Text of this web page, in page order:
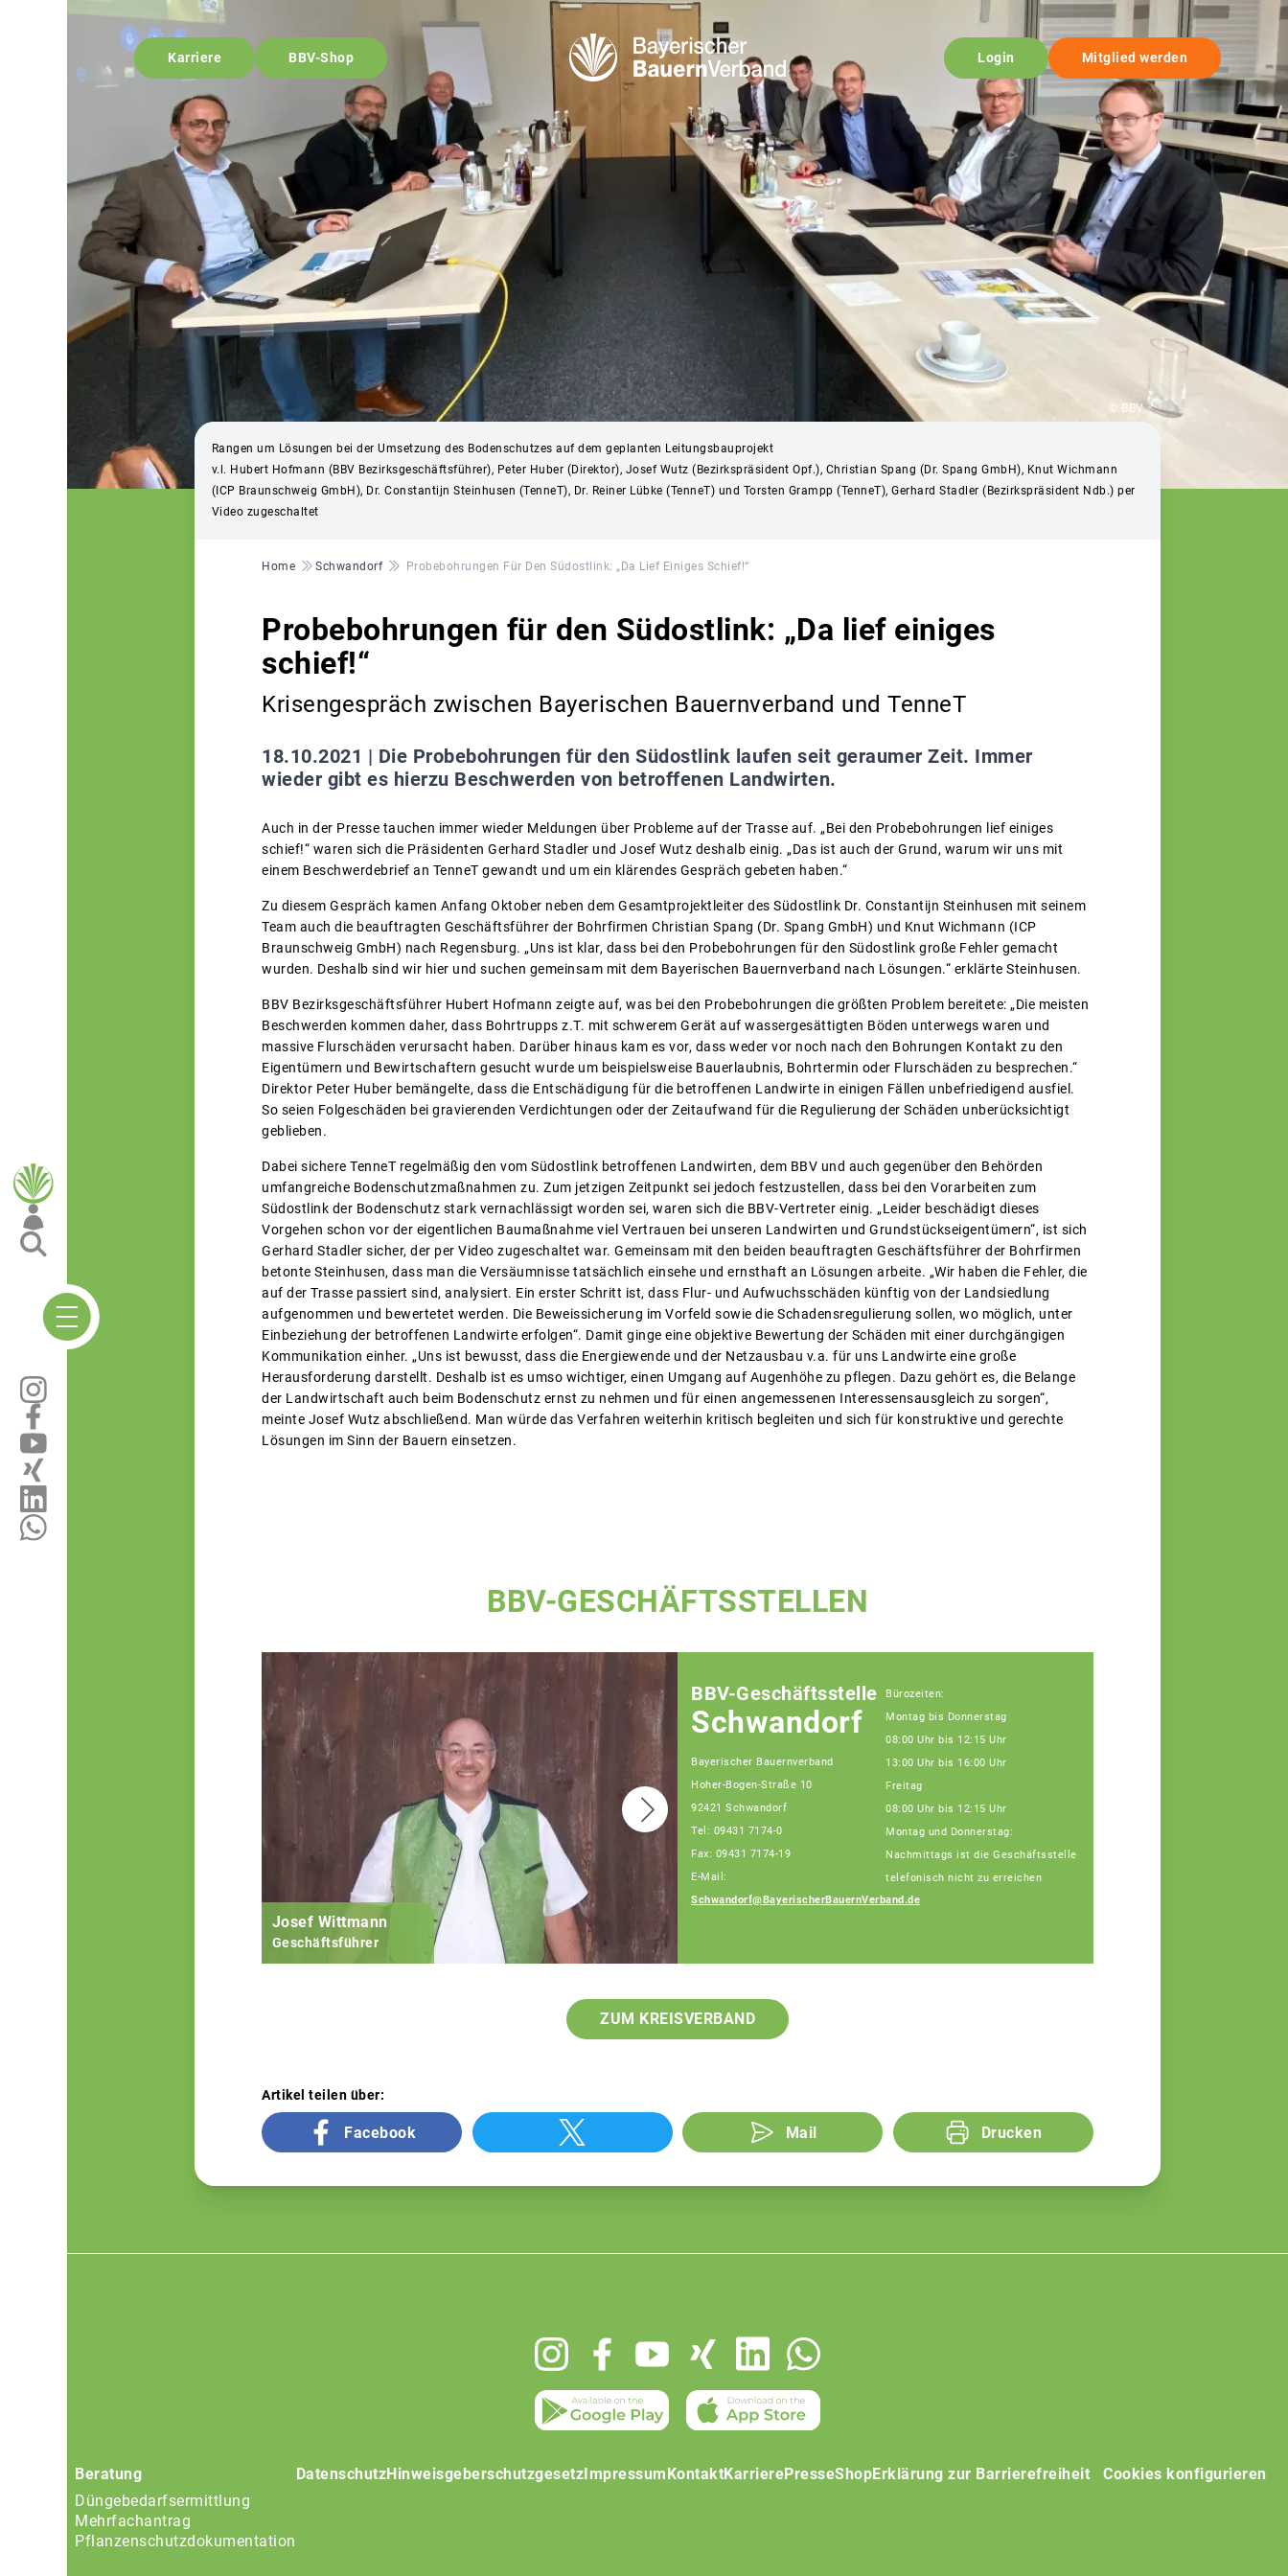
Karriere BBV-Shop Login Mitglied werden
© BBV
Rangen um Lösungen bei der Umsetzung des Bodenschutzes auf dem geplanten Leitungsbauprojekt
v.l. Hubert Hofmann (BBV Bezirksgeschäftsführer), Peter Huber (Direktor), Josef Wutz (Bezirkspräsident Opf.), Christian Spang (Dr. Spang GmbH), Knut Wichmann
(ICP Braunschweig GmbH), Dr. Constantijn Steinhusen (TenneT), Dr. Reiner Lübke (TenneT) und Torsten Grampp (TenneT), Gerhard Stadler (Bezirkspräsident Ndb.) per
Video zugeschaltet
Pfadnavigation
Home Schwandorf Probebohrungen Für Den Südostlink: „Da Lief Einiges Schief!“
Probebohrungen für den Südostlink: „Da lief einiges
schief!“
Krisengespräch zwischen Bayerischen Bauernverband und TenneT
18.10.2021 | Die Probebohrungen für den Südostlink laufen seit geraumer Zeit. Immer
wieder gibt es hierzu Beschwerden von betroffenen Landwirten.
Auch in der Presse tauchen immer wieder Meldungen über Probleme auf der Trasse auf. „Bei den Probebohrungen lief einiges
schief!“ waren sich die Präsidenten Gerhard Stadler und Josef Wutz deshalb einig. „Das ist auch der Grund, warum wir uns mit
einem Beschwerdebrief an TenneT gewandt und um ein klärendes Gespräch gebeten haben.“
Zu diesem Gespräch kamen Anfang Oktober neben dem Gesamtprojektleiter des Südostlink Dr. Constantijn Steinhusen mit seinem
Team auch die beauftragten Geschäftsführer der Bohrfirmen Christian Spang (Dr. Spang GmbH) und Knut Wichmann (ICP
Braunschweig GmbH) nach Regensburg. „Uns ist klar, dass bei den Probebohrungen für den Südostlink große Fehler gemacht
wurden. Deshalb sind wir hier und suchen gemeinsam mit dem Bayerischen Bauernverband nach Lösungen.“ erklärte Steinhusen.
BBV Bezirksgeschäftsführer Hubert Hofmann zeigte auf, was bei den Probebohrungen die größten Problem bereitete: „Die meisten
Beschwerden kommen daher, dass Bohrtrupps z.T. mit schwerem Gerät auf wassergesättigten Böden unterwegs waren und
massive Flurschäden verursacht haben. Darüber hinaus kam es vor, dass weder vor noch nach den Bohrungen Kontakt zu den
Eigentümern und Bewirtschaftern gesucht wurde um beispielsweise Bauerlaubnis, Bohrtermin oder Flurschäden zu besprechen.“
Direktor Peter Huber bemängelte, dass die Entschädigung für die betroffenen Landwirte in einigen Fällen unbefriedigend ausfiel.
So seien Folgeschäden bei gravierenden Verdichtungen oder der Zeitaufwand für die Regulierung der Schäden unberücksichtigt
geblieben.
Dabei sichere TenneT regelmäßig den vom Südostlink betroffenen Landwirten, dem BBV und auch gegenüber den Behörden
umfangreiche Bodenschutzmaßnahmen zu. Zum jetzigen Zeitpunkt sei jedoch festzustellen, dass bei den Vorarbeiten zum
Südostlink der Bodenschutz stark vernachlässigt worden sei, waren sich die BBV-Vertreter einig. „Leider beschädigt dieses
Vorgehen schon vor der eigentlichen Baumaßnahme viel Vertrauen bei unseren Landwirten und Grundstückseigentümern“, ist sich
Gerhard Stadler sicher, der per Video zugeschaltet war. Gemeinsam mit den beiden beauftragten Geschäftsführer der Bohrfirmen
betonte Steinhusen, dass man die Versäumnisse tatsächlich einsehe und ernsthaft an Lösungen arbeite. „Wir haben die Fehler, die
auf der Trasse passiert sind, analysiert. Ein erster Schritt ist, dass Flur- und Aufwuchsschäden künftig von der Landsiedlung
aufgenommen und bewertetet werden. Die Beweissicherung im Vorfeld sowie die Schadensregulierung sollen, wo möglich, unter
Einbeziehung der betroffenen Landwirte erfolgen“. Damit ginge eine objektive Bewertung der Schäden mit einer durchgängigen
Kommunikation einher. „Uns ist bewusst, dass die Energiewende und der Netzausbau v.a. für uns Landwirte eine große
Herausforderung darstellt. Deshalb ist es umso wichtiger, einen Umgang auf Augenhöhe zu pflegen. Dazu gehört es, die Belange
der Landwirtschaft auch beim Bodenschutz ernst zu nehmen und für einen angemessenen Interessensausgleich zu sorgen“,
meinte Josef Wutz abschließend. Man würde das Verfahren weiterhin kritisch begleiten und sich für konstruktive und gerechte
Lösungen im Sinn der Bauern einsetzen.
BBV-GESCHÄFTSSTELLEN
Josef Wittmann
Geschäftsführer
BBV-Geschäftsstelle
Schwandorf
Bayerischer Bauernverband
Hoher-Bogen-Straße 10
92421 Schwandorf
Tel: 09431 7174-0
Fax: 09431 7174-19
E-Mail:
Schwandorf@BayerischerBauernVerband.de
Bürozeiten:
Montag bis Donnerstag
08:00 Uhr bis 12:15 Uhr
13:00 Uhr bis 16:00 Uhr
Freitag
08:00 Uhr bis 12:15 Uhr
Montag und Donnerstag:
Nachmittags ist die Geschäftsstelle
telefonisch nicht zu erreichen
ZUM KREISVERBAND
Artikel teilen über:
Facebook Mail Drucken
Beratung
Düngebedarfsermittlung
Mehrfachantrag
Pflanzenschutzdokumentation
DatenschutzHinweisgeberschutzgesetz Impressum KontaktKarrierePresseShopErklärung zur Barrierefreiheit Cookies konfigurieren